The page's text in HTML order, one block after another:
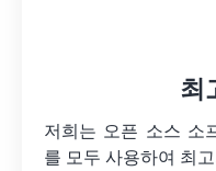
최
저희는 오픈 소스 소
를 모두 사용하여 최